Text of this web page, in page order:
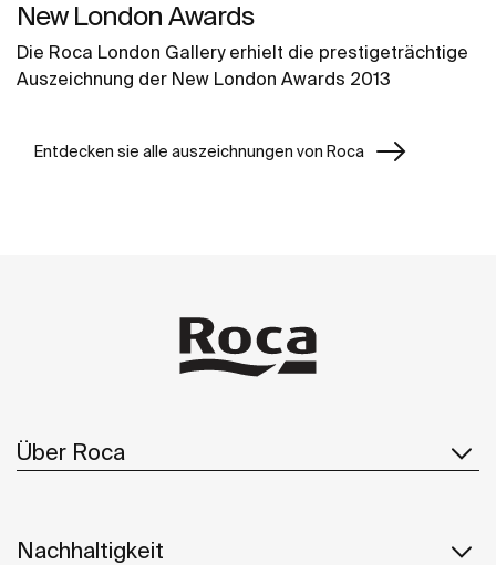
New London Awards
Die Roca London Gallery erhielt die prestigeträchtige
Auszeichnung der New London Awards 2013
Entdecken sie alle auszeichnungen von Roca
Über Roca
Nachhaltigkeit